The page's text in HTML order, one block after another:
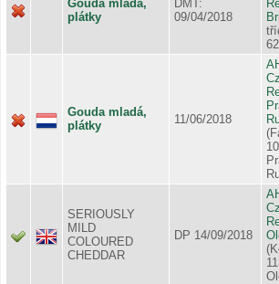
Gouda mladá,
plátky
DMT:
09/04/2018
Gouda mladá,
plátky
11/06/2018
SERIOUSLY
MILD
COLOURED
CHEDDAR
DP 14/09/2018